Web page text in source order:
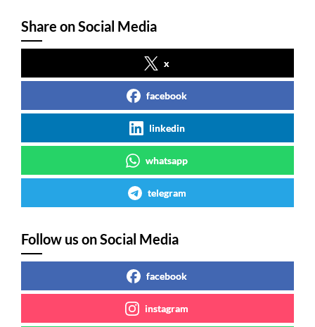
Share on Social Media
x
facebook
linkedin
whatsapp
telegram
Follow us on Social Media
facebook
instagram